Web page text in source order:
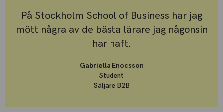
På Stockholm School of Business har jag
mött några av de bästa lärare jag någonsin
har haft.
Gabriella Enocsson
Student
Säljare B2B